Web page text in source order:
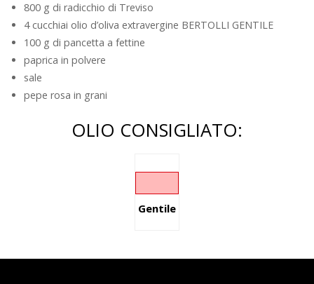
800 g di radicchio di Treviso
4 cucchiai olio d’oliva extravergine BERTOLLI GENTILE
100 g di pancetta a fettine
paprica in polvere
sale
pepe rosa in grani
OLIO CONSIGLIATO:
Gentile